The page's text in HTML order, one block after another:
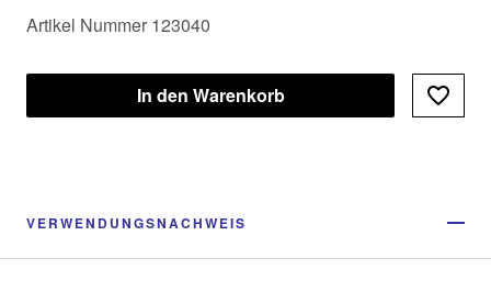
Artikel Nummer 123040
In den Warenkorb
VERWENDUNGSNACHWEIS